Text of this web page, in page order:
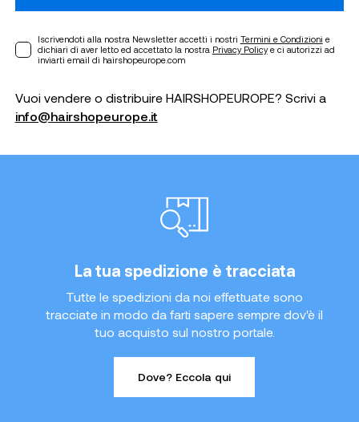
Iscrivendoti alla nostra Newsletter accetti i nostri Termini e Condizioni e
dichiari di aver letto ed accettato la nostra Privacy Policye ci autorizzi ad
inviarti email di hairshopeurope.com
Vuoi vendere o distribuire HAIRSHOPEUROPE? Scrivi a
info@hairshopeurope.it
La tua spedizione è tracciata
Tutte le spedizioni da noi effettuate sono
tracciate in modo da farti sapere sempre dov'è il
tuo acquisto sul nostro portale.
Dove? Eccola qui